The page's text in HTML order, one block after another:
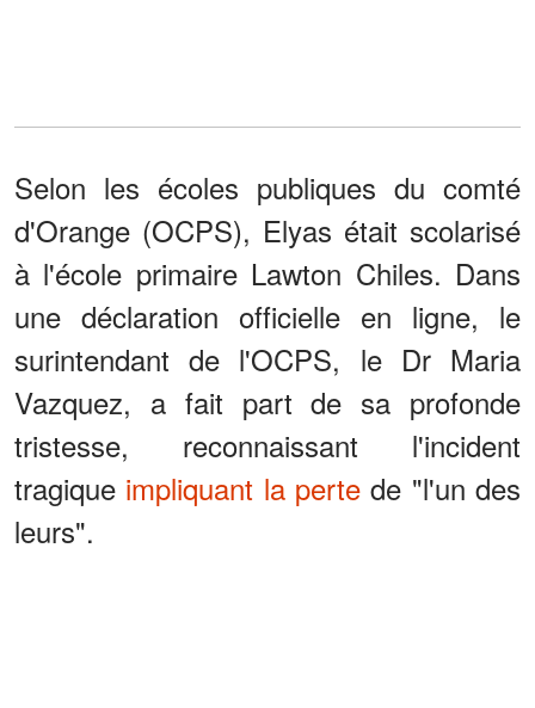
Selon les écoles publiques du comté
d'Orange (OCPS), Elyas était scolarisé
à l'école primaire Lawton Chiles. Dans
une déclaration officielle en ligne, le
surintendant de l'OCPS, le Dr Maria
Vazquez, a fait part de sa profonde
tristesse, reconnaissant l'incident
tragique impliquant la perte de "l'un des
leurs".